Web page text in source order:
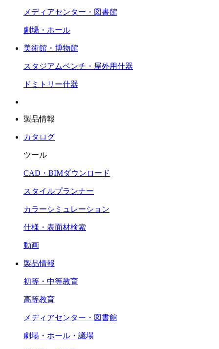
メディアセンター・図書館
劇場・ホール
美術館・博物館
スタジアムベンチ・屋外用什器
ドミトリー什器
製品情報
カタログ
ツール
CAD・BIMダウンロード
スタイルプランナー
カラーシミュレーション
仕様・表面材検索
動画
製品情報
初等・中等教育
高等教育
メディアセンター・図書館
劇場・ホール・議場